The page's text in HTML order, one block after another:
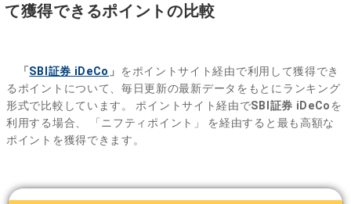
て獲得できるポイントの比較
「 SBI証券 iDeCo 」 をポイントサイト経由で利用して獲得でき
るポイントについて、毎日更新の最新データをもとにランキング
形式で比較しています。 ポイントサイト経由でSBI証券 iDeCoを
利用する場合、
「ニフティポイント」
を経由すると最も高額な
ポイントを獲得できます。